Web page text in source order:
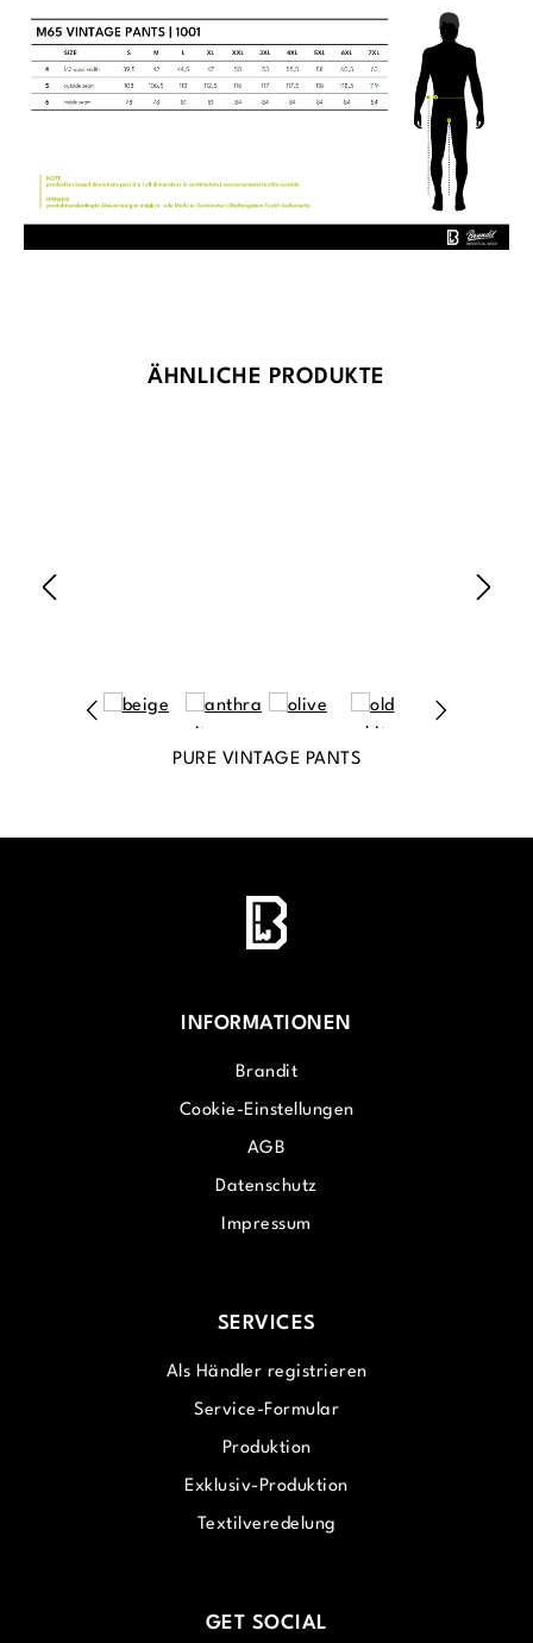
Produktgalerie überspringen
ÄHNLICHE PRODUKTE
PURE VINTAGE PANTS
INFORMATIONEN
Brandit
Cookie-Einstellungen
AGB
Datenschutz
Impressum
SERVICES
Als Händler registrieren
Service-Formular
Produktion
Exklusiv-Produktion
Textilveredelung
GET SOCIAL